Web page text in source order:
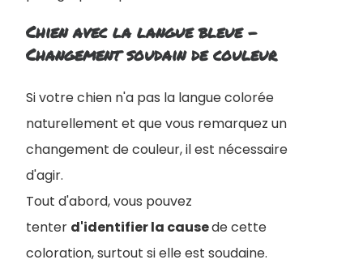
Chien avec la langue bleue -
Changement soudain de couleur
Si votre chien n'a pas la langue colorée
naturellement et que vous remarquez un
changement de couleur, il est nécessaire
d'agir.
Tout d'abord, vous pouvez
tenter d'identifier la causede cette
coloration, surtout si elle est soudaine.